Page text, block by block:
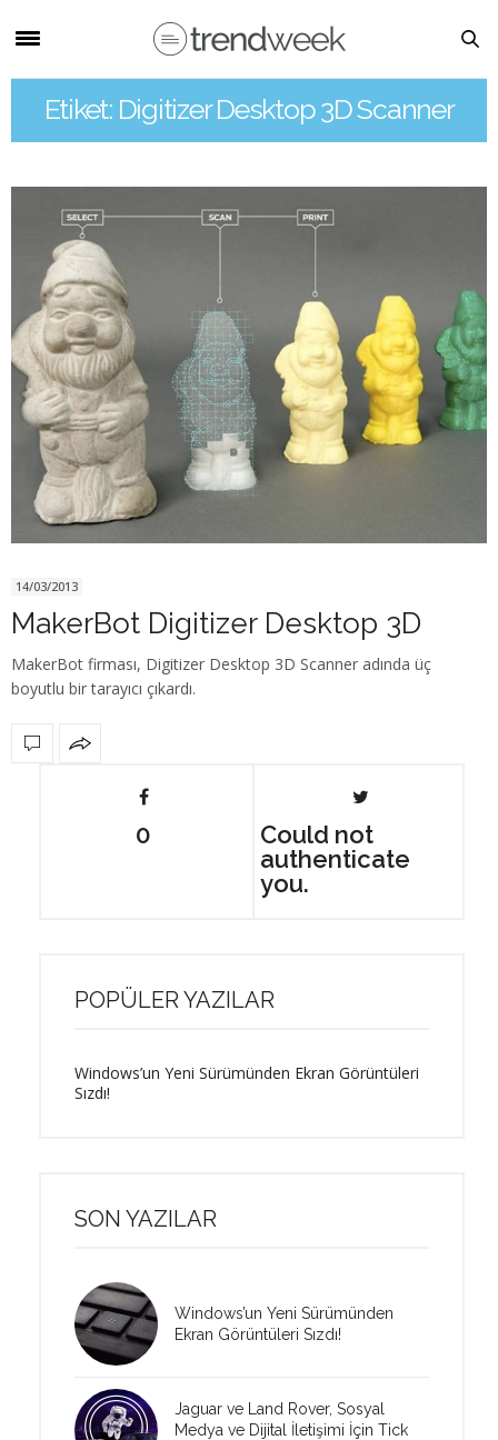
Etiket: Digitizer Desktop 3D Scanner
14/03/2013
MakerBot Digitizer Desktop 3D
MakerBot firması, Digitizer Desktop 3D Scanner adında üç
boyutlu bir tarayıcı çıkardı.
0
Could not
authenticate
you.
POPÜLER YAZILAR
Windows’un Yeni Sürümünden Ekran Görüntüleri
Sızdı!
SON YAZILAR
Windows’un Yeni Sürümünden
Ekran Görüntüleri Sızdı!
Jaguar ve Land Rover, Sosyal
Medya ve Dijital İletişimi İçin Tick